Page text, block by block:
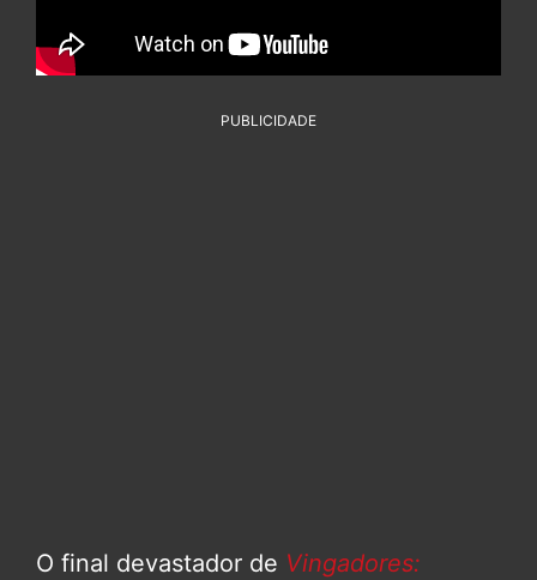
PUBLICIDADE
O final devastador de Vingadores: